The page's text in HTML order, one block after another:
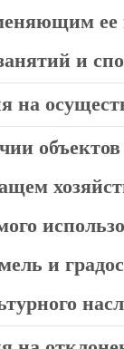
ее
и
на
объектов
и